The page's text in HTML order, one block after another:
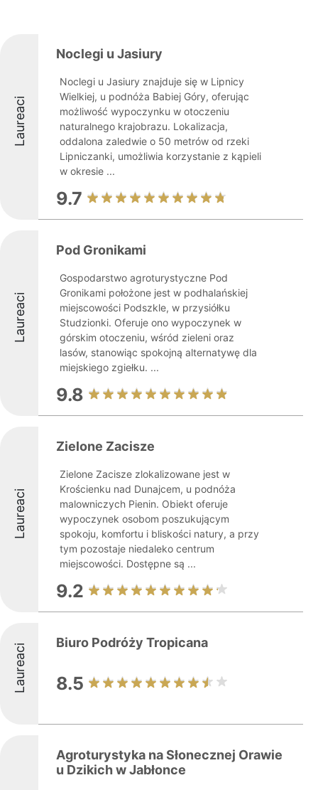
Laureaci
Noclegi u Jasiury
Noclegi u Jasiury znajduje się w Lipnicy
Wielkiej, u podnóża Babiej Góry, oferując
możliwość wypoczynku w otoczeniu
naturalnego krajobrazu. Lokalizacja,
oddalona zaledwie o 50 metrów od rzeki
Lipniczanki, umożliwia korzystanie z kąpieli
w okresie ...
9.7
Laureaci
Pod Gronikami
Gospodarstwo agroturystyczne Pod
Gronikami położone jest w podhalańskiej
miejscowości Podszkle, w przysiółku
Studzionki. Oferuje ono wypoczynek w
górskim otoczeniu, wśród zieleni oraz
lasów, stanowiąc spokojną alternatywę dla
miejskiego zgiełku. ...
9.8
Laureaci
Zielone Zacisze
Zielone Zacisze zlokalizowane jest w
Krościenku nad Dunajcem, u podnóża
malowniczych Pienin. Obiekt oferuje
wypoczynek osobom poszukującym
spokoju, komfortu i bliskości natury, a przy
tym pozostaje niedaleko centrum
miejscowości. Dostępne są ...
9.2
Laureaci Biuro Podróży Tropicana
8.5
Agroturystyka na Słonecznej Orawie
u Dzikich w Jabłonce